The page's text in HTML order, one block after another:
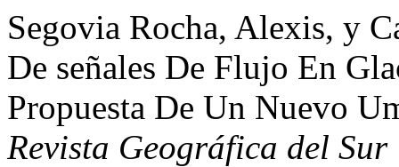
Segovia Rocha, Alexis, y
De señales De Flujo En
Propuesta De Un Nuevo
Revista Geográfica del Sur